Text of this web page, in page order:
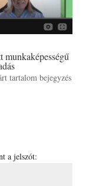
munkaképességű
tartalom bejegyzés
a jelszót: